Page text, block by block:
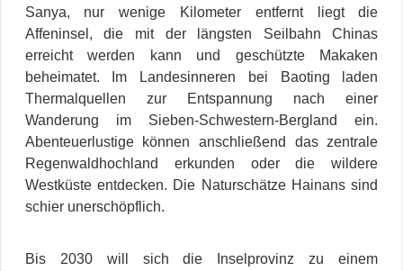
Sanya, nur wenige Kilometer entfernt liegt die
Affeninsel, die mit der längsten Seilbahn Chinas
erreicht werden kann und geschützte Makaken
beheimatet. Im Landesinneren bei Baoting laden
Thermalquellen zur Entspannung nach einer
Wanderung im Sieben-Schwestern-Bergland ein.
Abenteuerlustige können anschließend das zentrale
Regenwaldhochland erkunden oder die wildere
Westküste entdecken. Die Naturschätze Hainans sind
schier unerschöpflich.
Bis 2030 will sich die Inselprovinz zu einem